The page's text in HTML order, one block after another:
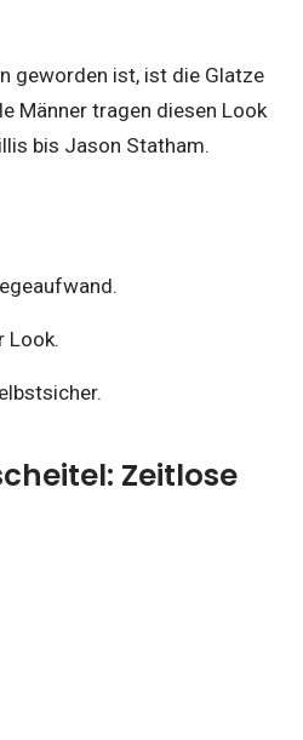
geworden ist, ist die Glatze
Männer tragen diesen Look
bis Jason Statham.
Look.
Zeitlose